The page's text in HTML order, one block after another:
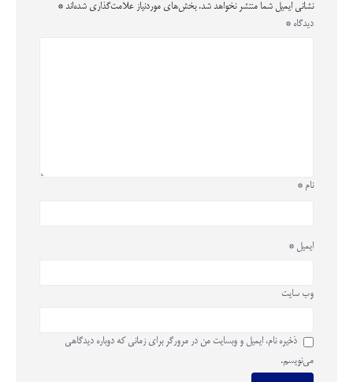
نشانی ایمیل شما منتشر نخواهد شد. بخش‌های موردنیاز علامت‌گذاری شده‌اند *
دیدگاه *
نام *
ایمیل *
وب‌ سایت
ذخیره نام، ایمیل و وبسایت من در مرورگر برای زمانی که دوباره دیدگاهی
می‌نویسم.